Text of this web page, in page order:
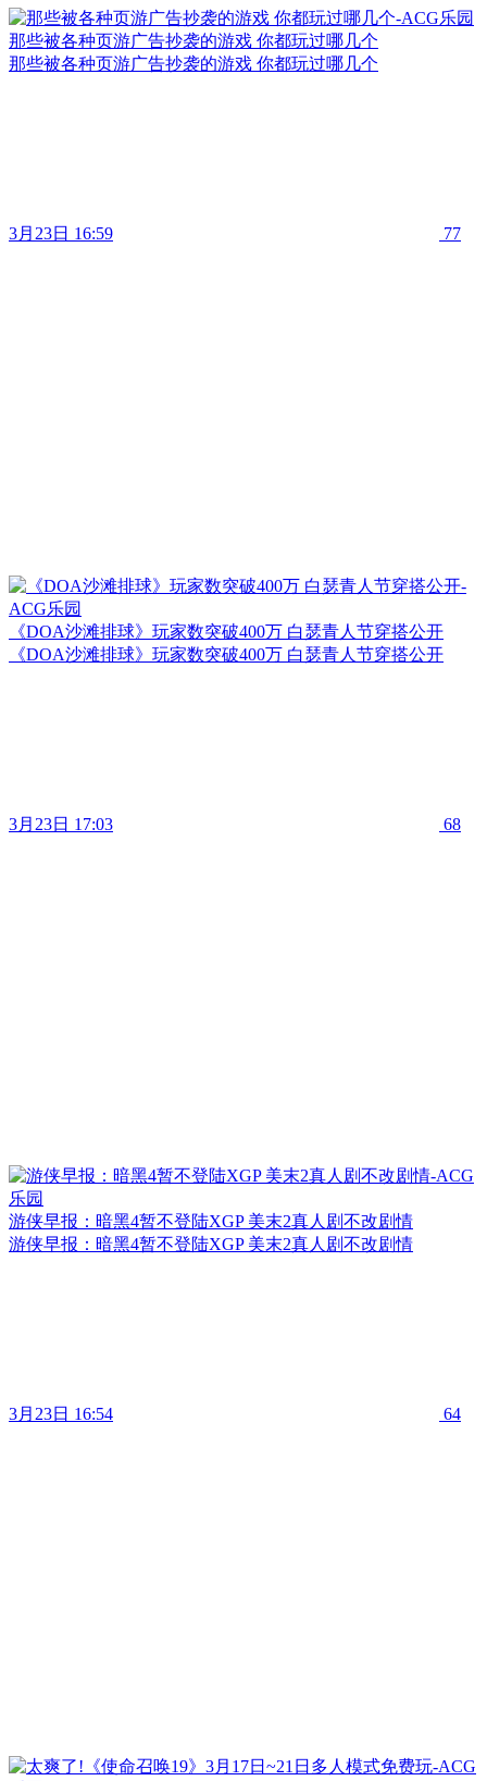
那些被各种页游广告抄袭的游戏 你都玩过哪几个
那些被各种页游广告抄袭的游戏 你都玩过哪几个
3月23日 16:59 77
《DOA沙滩排球》玩家数突破400万 白瑟青人节穿搭公开
《DOA沙滩排球》玩家数突破400万 白瑟青人节穿搭公开
3月23日 17:03 68
游侠早报：暗黑4暂不登陆XGP 美末2真人剧不改剧情
游侠早报：暗黑4暂不登陆XGP 美末2真人剧不改剧情
3月23日 16:54 64